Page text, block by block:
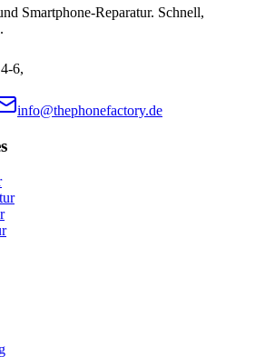
Smartphone-Reparatur. Schnell,
6,
info@thephonefactory.de